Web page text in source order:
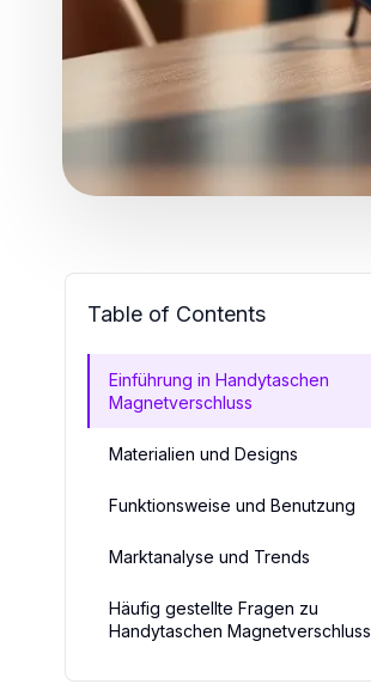
Table of Contents
Einführung in Handytaschen
Magnetverschluss
Materialien und Designs
Funktionsweise und Benutzung
Marktanalyse und Trends
Häufig gestellte Fragen zu
Handytaschen Magnetverschluss